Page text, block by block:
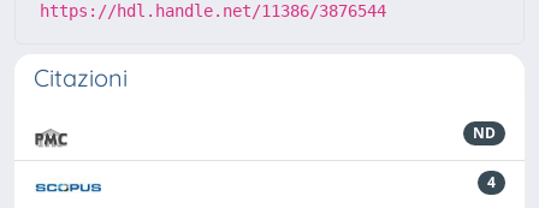
https://hdl.handle.net/11386/3876544
Citazioni
ND
4